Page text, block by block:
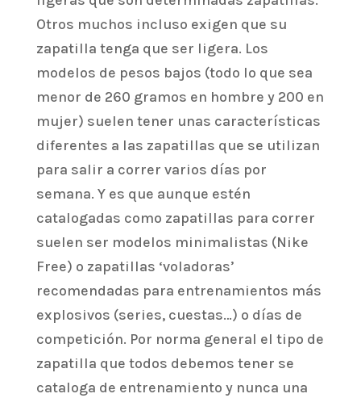
Otros muchos incluso exigen que su
zapatilla tenga que ser ligera. Los
modelos de pesos bajos (todo lo que sea
menor de 260 gramos en hombre y 200 en
mujer) suelen tener unas características
diferentes a las zapatillas que se utilizan
para salir a correr varios días por
semana. Y es que aunque estén
catalogadas como zapatillas para correr
suelen ser modelos minimalistas (Nike
Free) o zapatillas ‘voladoras’
recomendadas para entrenamientos más
explosivos (series, cuestas…) o días de
competición. Por norma general el tipo de
zapatilla que todos debemos tener se
cataloga de entrenamiento y nunca una